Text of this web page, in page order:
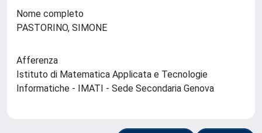
Nome completo
PASTORINO, SIMONE
Afferenza
Istituto di Matematica Applicata e Tecnologie
Informatiche - IMATI - Sede Secondaria Genova